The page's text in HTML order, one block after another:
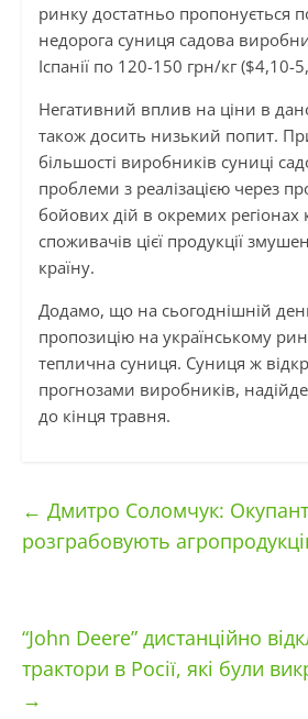
ринку достатньо пропонується
недорога суниця садова
Іспанії по 120-150 грн/кг ($4,10-
Негативний вплив на ціни в
також досить низький попит.
більшості виробників суниці
проблеми з реалізацією через
бойових дій в окремих регіонах
споживачів цієї продукції
країну.
Додамо, що на сьогоднішній
пропозицію на українському
теплична суниця. Суниця ж
прогнозами виробників,
до кінця травня.
← Дмитро Соломчук:
розграбовують
“John Deere” дистанційно
трактори в Росії, які були
→